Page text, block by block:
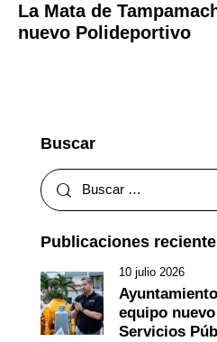
La Mata de
nuevo Polideportivo
Buscar
Publicaciones
10 julio 2026
equipo
Servicios